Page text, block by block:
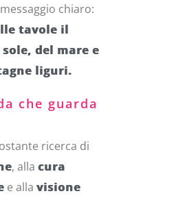
chiaro:
tavole il
del mare e
liguri.
che guarda
ricerca di
, alla cura
e alla visione